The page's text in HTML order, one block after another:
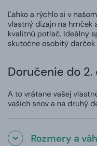
Ľahko a rýchlo si v
vlastný dizajn na hrnček
kvalitnú potlač. Ideálny
skutočne osobitý
Doručenie do 2.
A to vrátane vašej
vašich snov a na druhý
Rozmery a